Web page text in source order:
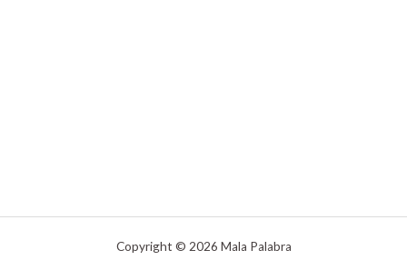
Copyright © 2026 Mala Palabra